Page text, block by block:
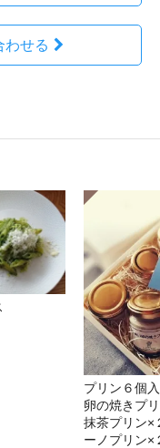
わせる
プリン６個
卵の焼きプ
抹茶プリン×
ーノプリン×